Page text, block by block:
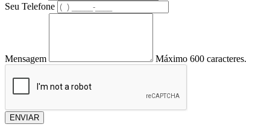
Seu Telefone
Mensagem Máximo 600 caracteres.
ENVIAR